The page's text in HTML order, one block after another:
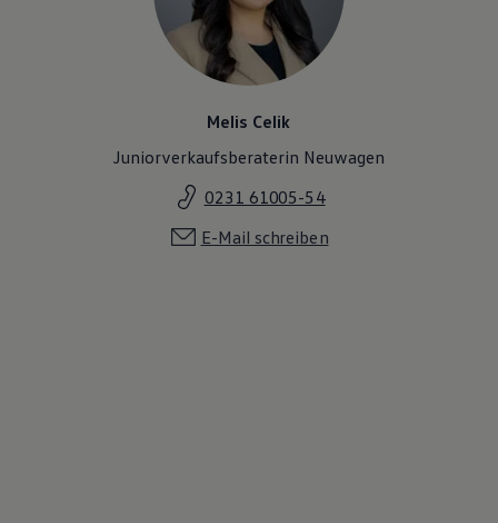
Melis Celik
Juniorverkaufsberaterin Neuwagen
0231 61005-54
E-Mail schreiben